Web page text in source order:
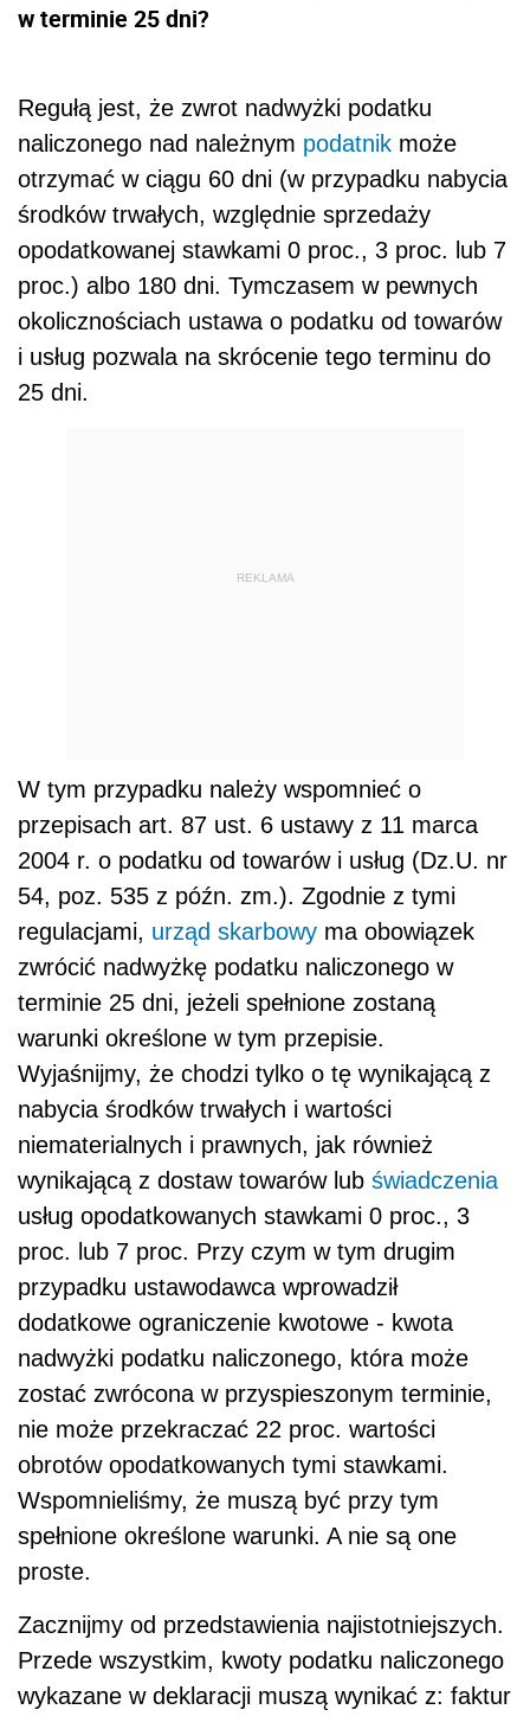
w terminie 25 dni?
Regułą jest, że zwrot nadwyżki podatku
naliczonego nad należnym podatnik może
otrzymać w ciągu 60 dni (w przypadku nabycia
środków trwałych, względnie sprzedaży
opodatkowanej stawkami 0 proc., 3 proc. lub 7
proc.) albo 180 dni. Tymczasem w pewnych
okolicznościach ustawa o podatku od towarów
i usług pozwala na skrócenie tego terminu do
25 dni.
REKLAMA
W tym przypadku należy wspomnieć o
przepisach art. 87 ust. 6 ustawy z 11 marca
2004 r. o podatku od towarów i usług (Dz.U. nr
54, poz. 535 z późn. zm.). Zgodnie z tymi
regulacjami, urząd skarbowy ma obowiązek
zwrócić nadwyżkę podatku naliczonego w
terminie 25 dni, jeżeli spełnione zostaną
warunki określone w tym przepisie.
Wyjaśnijmy, że chodzi tylko o tę wynikającą z
nabycia środków trwałych i wartości
niematerialnych i prawnych, jak również
wynikającą z dostaw towarów lub świadczenia
usług opodatkowanych stawkami 0 proc., 3
proc. lub 7 proc. Przy czym w tym drugim
przypadku ustawodawca wprowadził
dodatkowe ograniczenie kwotowe - kwota
nadwyżki podatku naliczonego, która może
zostać zwrócona w przyspieszonym terminie,
nie może przekraczać 22 proc. wartości
obrotów opodatkowanych tymi stawkami.
Wspomnieliśmy, że muszą być przy tym
spełnione określone warunki. A nie są one
proste.
Zacznijmy od przedstawienia najistotniejszych.
Przede wszystkim, kwoty podatku naliczonego
wykazane w deklaracji muszą wynikać z: faktur